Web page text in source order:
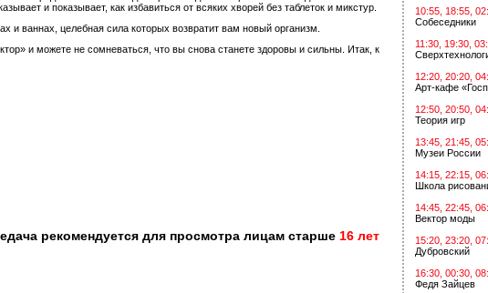
и показывает, как избавиться от всяких хворей без таблеток и микстур.
и ваннах, целебная сила которых возвратит вам новый организм.
и можете не сомневаться, что вы снова станете здоровы и сильны. Итак, к
рекомендуется для просмотра лицам старше 16 лет
10:55, 18:55,
Собеседники
11:30, 19:30,
12:20, 20:20,
Арт-кафе
12:50, 20:50,
Теория игр
13:45, 21:45,
Музеи России
14:15, 22:15,
Школа
14:45, 22:45,
Вектор моды
15:20, 23:20,
Дубровский
16:30, 00:30,
Федя Зайцев